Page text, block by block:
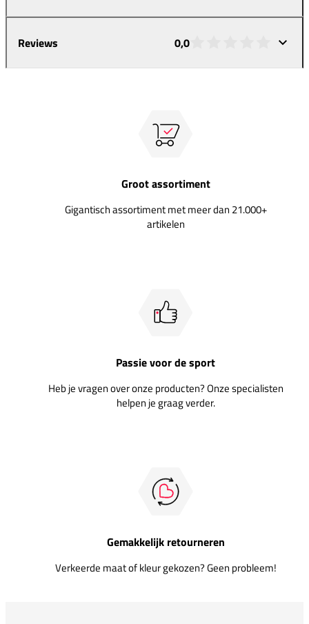
Reviews 0,0
Groot assortiment
Gigantisch assortiment met meer dan 21.000+
artikelen
Passie voor de sport
Heb je vragen over onze producten? Onze specialisten
helpen je graag verder.
Gemakkelijk retourneren
Verkeerde maat of kleur gekozen? Geen probleem!